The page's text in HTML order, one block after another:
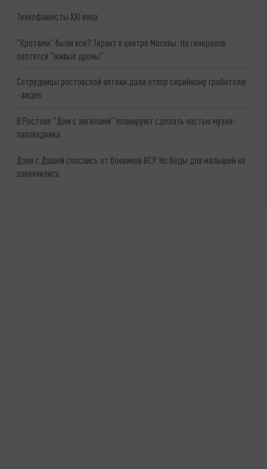
Технофашисты XXI века
"Кротами" были все? Теракт в центре Москвы: На генералов
охотятся "живые дроны"
Сотрудницы ростовской аптеки дали отпор серийному грабителю
- видео
В Ростове "Дом с ангелами" планируют сделать частью музея-
заповедника
Даня с Дашей спаслись от боевиков ВСУ. Но беды для малышей не
закончились